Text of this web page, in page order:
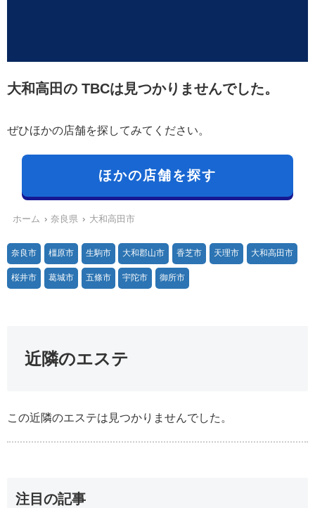
大和高田の TBCは見つかりませんでした。
ぜひほかの店舗を探してみてください。
ほかの店舗を探す
ホーム 奈良県 大和高田市
奈良市 橿原市 生駒市 大和郡山市 香芝市 天理市 大和高田市
桜井市 葛城市 五條市 宇陀市 御所市
近隣のエステ
この近隣のエステは見つかりませんでした。
注目の記事